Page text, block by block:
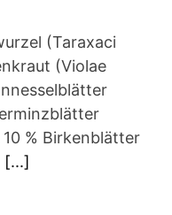
(Taraxaci
(Violae
% Birkenblätter
[...]